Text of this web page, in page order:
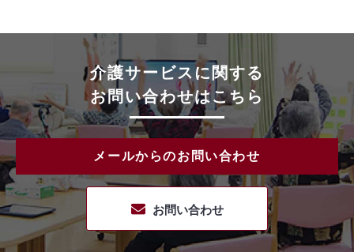
介護サービスに関する
お問い合わせはこちら
メールからのお問い合わせ
お問い合わせ